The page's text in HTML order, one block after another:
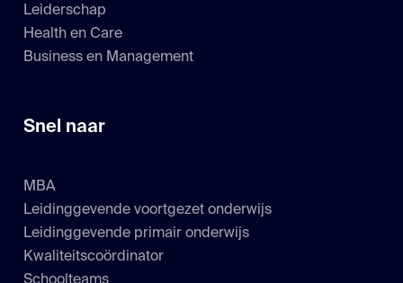
Leiderschap
Health en Care
Business en Management
Snel naar
MBA
Leidinggevende voortgezet onderwijs
Leidinggevende primair onderwijs
Kwaliteitscoördinator